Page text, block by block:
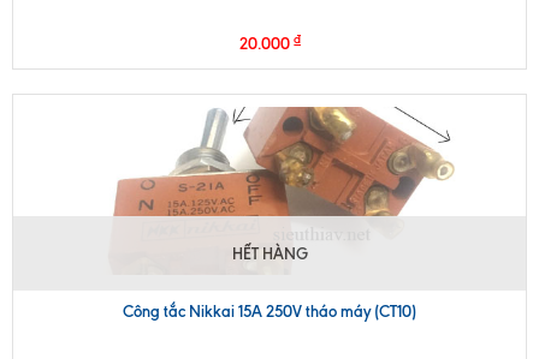
20.000 ₫
Công tắc Nikkai 15A 250V tháo máy (CT10)
HẾT HÀNG